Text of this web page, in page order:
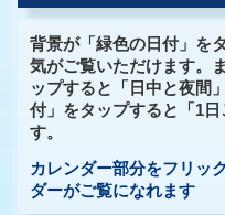
背景が「緑色の日付」を
気がご覧いただけます。
ップすると「日中と夜間
付」をタップすると「1
す。
カレンダー部分をフリッ
ダーがご覧になれます